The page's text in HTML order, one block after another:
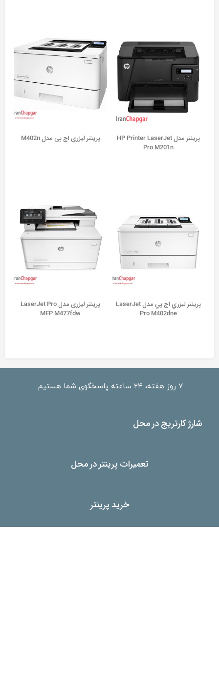
پرینتر مدل HP Printer LaserJet
Pro M201n
پرینتر لیزری اچ پی مدل M402n
پرينتر ليزري اچ پي مدل LaserJet
Pro M402dne
پرینتر لیزری مدل LaserJet Pro
MFP M477fdw
۷ روز هفته، ۲۴ ساعته پاسخگوی شما هستیم.
شارژ کارتریج در محل
تعمیرات پرینتر در محل
خرید پرینتر